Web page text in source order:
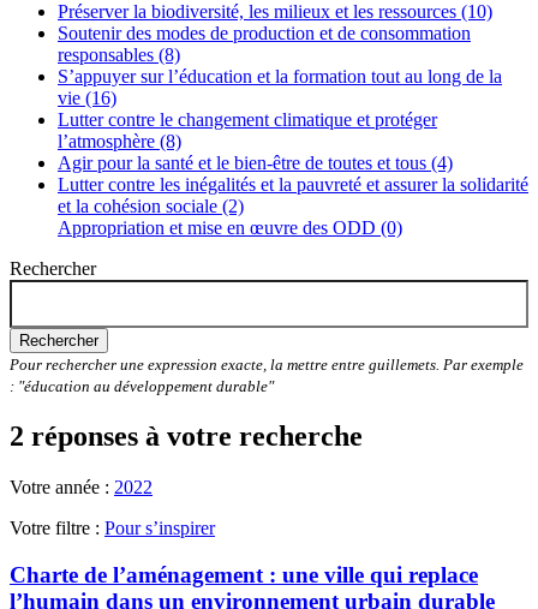
Préserver la biodiversité, les milieux et les ressources (10)
Soutenir des modes de production et de consommation
responsables (8)
S’appuyer sur l’éducation et la formation tout au long de la
vie (16)
Lutter contre le changement climatique et protéger
l’atmosphère (8)
Agir pour la santé et le bien-être de toutes et tous (4)
Lutter contre les inégalités et la pauvreté et assurer la solidarité
et la cohésion sociale (2)
Appropriation et mise en œuvre des ODD (0)
Rechercher
Rechercher
Pour rechercher une expression exacte, la mettre entre guillemets. Par exemple
: "éducation au développement durable"
2 réponses à votre recherche
Votre année : 2022
Votre filtre : Pour s’inspirer
Charte de l’aménagement : une ville qui replace
l’humain dans un environnement urbain durable